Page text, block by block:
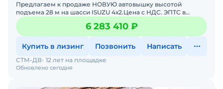
Предлaгаем к прoдаже НОВУЮ автовышку высотой
подъема 28 м на шасси ISUZU 4х2.Цена с НДС. ЭПТС в
наличии. Помогу с доставкой. Не требует вложений. Готова
к экспл
6 283 410 ₽
Купить в лизинг Позвонить Написать
Обновлено сегодня
СТМ-ДВ 12 лет на площадке